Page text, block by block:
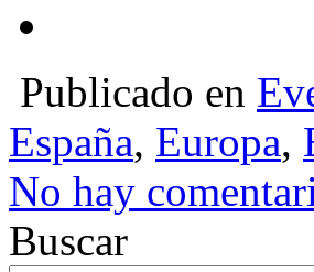
Publicado en
España, Europa,
No hay
Buscar